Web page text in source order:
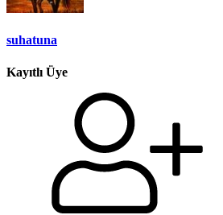
suhatuna
Kayıtlı Üye